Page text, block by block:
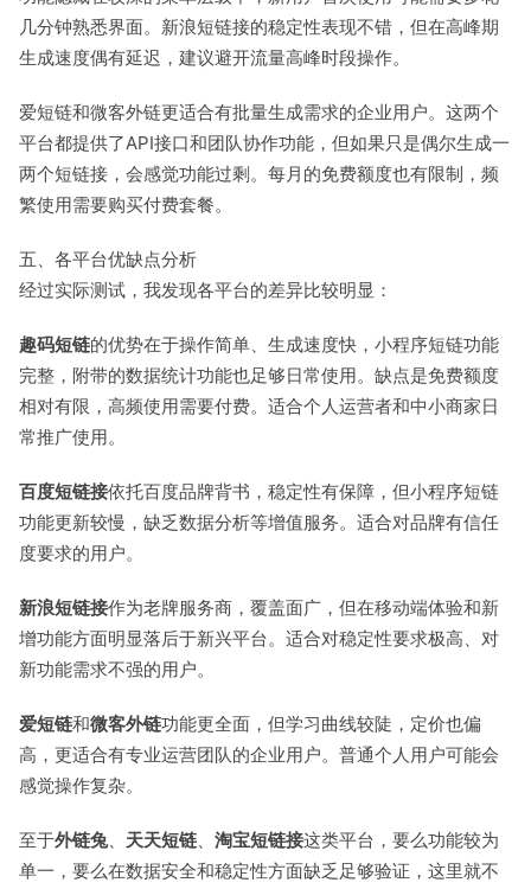
几分钟熟悉界面。新浪短链接的稳定性表现不错，但在高峰期
生成速度偶有延迟，建议避开流量高峰时段操作。
爱短链和微客外链更适合有批量生成需求的企业用户。这两个
平台都提供了API接口和团队协作功能，但如果只是偶尔生成一
两个短链接，会感觉功能过剩。每月的免费额度也有限制，频
繁使用需要购买付费套餐。
五、各平台优缺点分析
经过实际测试，我发现各平台的差异比较明显：
趣码短链的优势在于操作简单、生成速度快，小程序短链功能
完整，附带的数据统计功能也足够日常使用。缺点是免费额度
相对有限，高频使用需要付费。适合个人运营者和中小商家日
常推广使用。
百度短链接依托百度品牌背书，稳定性有保障，但小程序短链
功能更新较慢，缺乏数据分析等增值服务。适合对品牌有信任
度要求的用户。
新浪短链接作为老牌服务商，覆盖面广，但在移动端体验和新
增功能方面明显落后于新兴平台。适合对稳定性要求极高、对
新功能需求不强的用户。
爱短链和微客外链功能更全面，但学习曲线较陡，定价也偏
高，更适合有专业运营团队的企业用户。普通个人用户可能会
感觉操作复杂。
至于外链兔、 天天短链、 淘宝短链接这类平台，要么功能较为
单一，要么在数据安全和稳定性方面缺乏足够验证，这里就不